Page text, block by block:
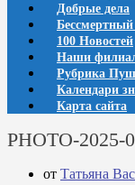
Добрые дела
100 Новостей
Наши
Рубрика
Календари
Карта сайта
PHOTO-2025-
от Татьяна